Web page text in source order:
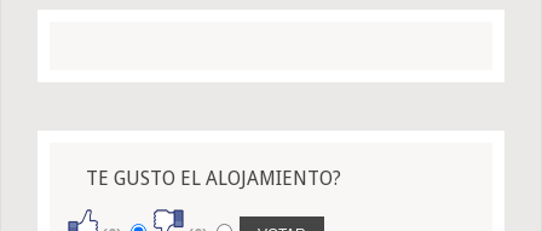
TE GUSTO EL ALOJAMIENTO?